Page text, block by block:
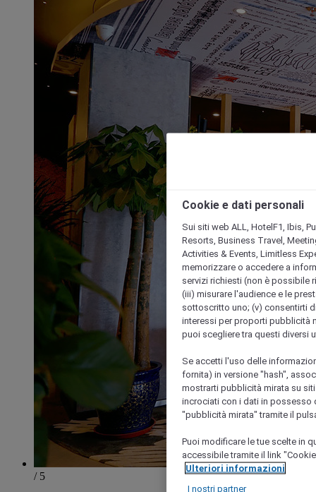
/ 5
Cookie e dati personali
Sui siti web ALL, HotelF1, Ibis,
Resorts, Business Travel,
Activities & Events, Limitless
memorizzare o accedere a
servizi richiesti (non è possibile
(iii) misurare l'audience e le
sottoscritto uno; (v) consentirti
interessi per proporti pubblicità
puoi scegliere tra questi diversi
Se accetti l'uso delle
fornita) in versione "hash",
mostrarti pubblicità mirata su
incrociati con i dati in possesso
"pubblicità mirata" tramite il
Puoi modificare le tue scelte in
accessibile tramite il link
Ulteriori informazioni
I nostri partner